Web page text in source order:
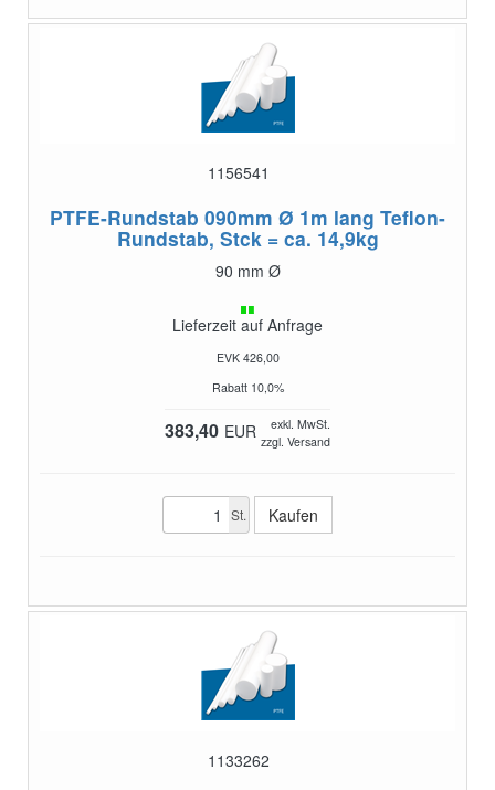
1156541
PTFE-Rundstab 090mm Ø 1m lang Teflon-
Rundstab, Stck = ca. 14,9kg
90 mm Ø
Lieferzeit auf Anfrage
EVK 426,00
Rabatt 10,0%
383,40 EUR
exkl. MwSt.
zzgl. Versand
St.
1133262